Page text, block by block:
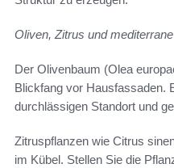
Oliven, Zitrus und
Der Olivenbaum (Olea
Blickfang vor Hausfassaden.
durchlässigen Standort und
Zitruspflanzen wie Citrus
im Kübel. Stellen Sie die